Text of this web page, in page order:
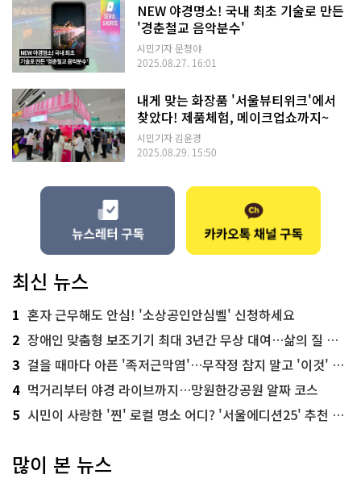
NEW 야경명소! 국내 최초 기술로 만든
'경춘철교 음악분수'
시민기자 문청야
2025.08.27. 16:01
내게 맞는 화장품 '서울뷰티위크'에서
찾았다! 제품체험, 메이크업쇼까지~
시민기자 김윤경
2025.08.29. 15:50
최신 뉴스
1 혼자 근무해도 안심! '소상공인안심벨' 신청하세요
2 장애인 맞춤형 보조기기 최대 3년간 무상 대여…삶의 질 높인다
3 걸을 때마다 아픈 '족저근막염'…무작정 참지 말고 '이것' 해보세요!
4 먹거리부터 야경 라이브까지…망원한강공원 알짜 코스
5 시민이 사랑한 '찐' 로컬 명소 어디? '서울에디션25' 추천 코스
많이 본 뉴스